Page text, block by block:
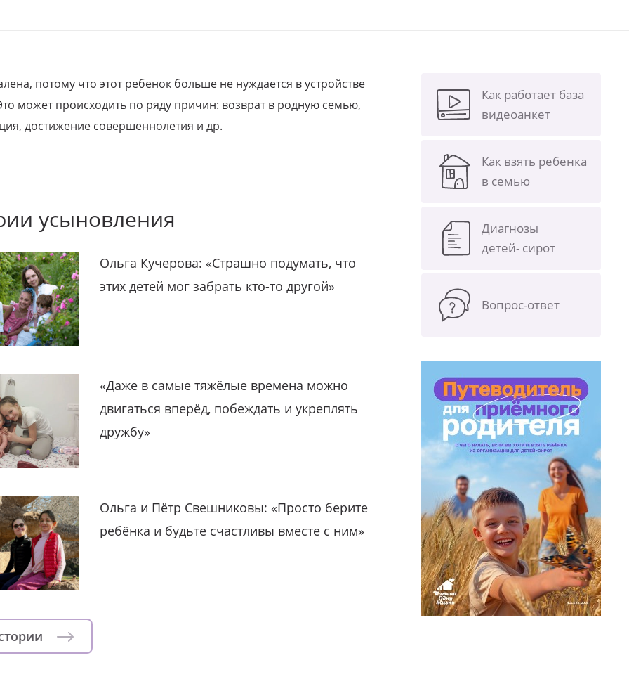
потому что этот ребенок больше не нуждается в устройстве
может происходить по ряду причин: возврат в родную семью,
достижение совершеннолетия и др.
усыновления
Ольга Кучерова: «Страшно подумать, что
этих детей мог забрать кто-то другой»
«Даже в самые тяжёлые времена можно
двигаться вперёд, побеждать и укреплять
дружбу»
Ольга и Пётр Свешниковы: «Просто берите
ребёнка и будьте счастливы вместе с ним»
Как работает база
видеоанкет
Как взять ребенка
в семью
Диагнозы
детей- сирот
Вопрос-ответ